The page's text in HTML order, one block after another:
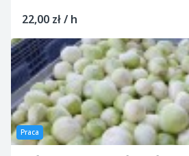
22,00 zł / h
Praca